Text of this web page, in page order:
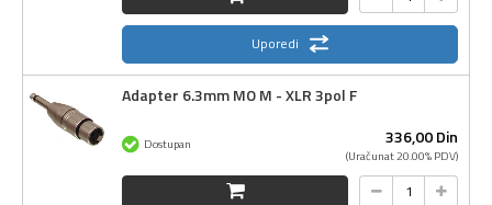
Uporedi
Adapter 6.3mm MO M - XLR 3pol F
336,00Din
(Uračunat 20.00% PDV)
Dostupan